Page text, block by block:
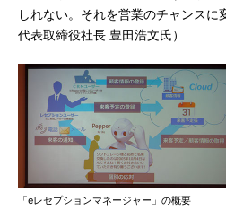
しれない。それを営業のチャンスに
代表取締役社長 豊田浩文氏）
「eレセプションマネージャー」の概要